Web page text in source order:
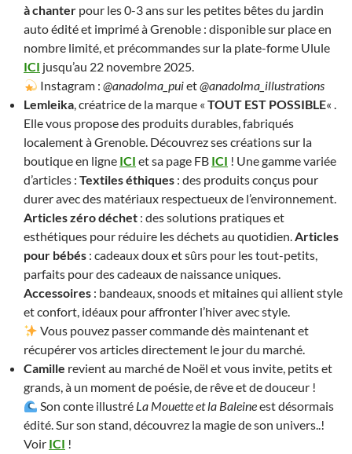
à chanter pour les 0-3 ans sur les petites bêtes du jardin
auto édité et imprimé à Grenoble : disponible sur place en
nombre limité, et précommandes sur la plate-forme Ulule
ICI jusqu’au 22 novembre 2025.
Instagram :@anadolma_puiet@anadolma_illustrations
Lemleika, créatrice de la marque « TOUT EST POSSIBLE« .
Elle vous propose des produits durables, fabriqués
localement à Grenoble. Découvrez ses créations sur la
boutique en ligne ICI et sa page FB ICI ! Une gamme variée
d’articles : Textiles éthiques : des produits conçus pour
durer avec des matériaux respectueux de l’environnement.
Articles zéro déchet : des solutions pratiques et
esthétiques pour réduire les déchets au quotidien.Articles
pour bébés : cadeaux doux et sûrs pour les tout-petits,
parfaits pour des cadeaux de naissance uniques.
Accessoires : bandeaux, snoods et mitaines qui allient style
et confort, idéaux pour affronter l’hiver avec style.
Vous pouvez passer commande dès maintenant et
récupérer vos articles directement le jour du marché.
Camille revient au marché de Noël et vous invite, petits et
grands, à un moment de poésie, de rêve et de douceur !
Son conte illustré La Mouette et la Baleineest désormais
édité. Sur son stand, découvrez la magie de son univers..!
Voir ICI !